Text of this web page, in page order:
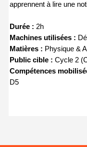
apprennent à lire une
Durée : 2h
Machines utilisées :
Matières : Physique &
Public cible : Cycle 2
Compétences
D5